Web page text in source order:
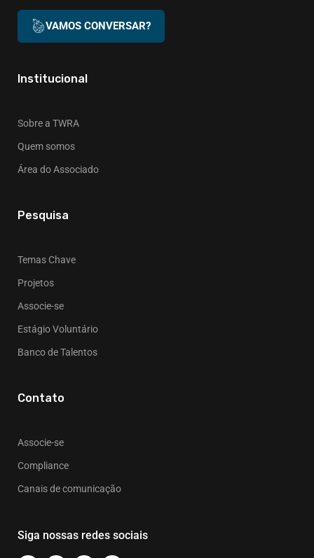
VAMOS CONVERSAR?
Institucional
Sobre a TWRA
Quem somos
Área do Associado
Pesquisa
Temas Chave
Projetos
Associe-se
Estágio Voluntário
Banco de Talentos
Contato
Associe-se
Compliance
Canais de comunicação
Siga nossas redes sociais